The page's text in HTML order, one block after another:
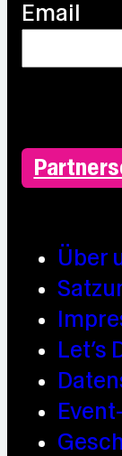
Über
Let’s
Email